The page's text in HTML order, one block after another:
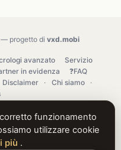
progetto di vxd.mobi
avanzato
Servizio
in evidenza
❓FAQ
Disclaimer · Chi siamo
·
funzionamento
utilizzare cookie
più .